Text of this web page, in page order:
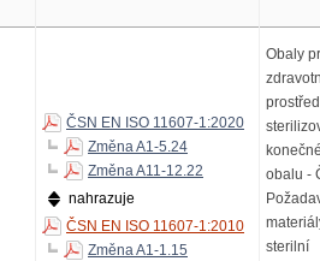
ČSN EN ISO 11607-1:2020
Změna A1-5.24
Změna A11-12.22
nahrazuje
ČSN EN ISO 11607-1:2010
Změna A1-1.15
Obaly
obalu -
sterilní